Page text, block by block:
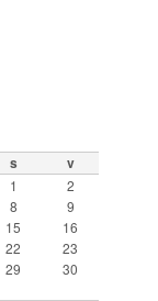
s v
1
2
8
9
15
16
22
23
29
30